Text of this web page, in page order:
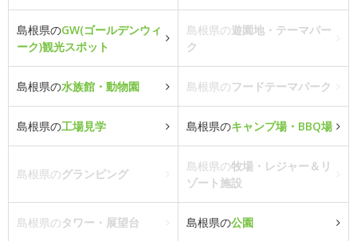
島根県のGW(ゴールデンウィ
ーク)観光スポット
島根県の遊園地・テーマパー
ク
島根県の水族館・動物園 島根県のフードテーマパーク
島根県の工場見学 島根県のキャンプ場・BBQ場
島根県のグランピング
島根県の牧場・レジャー＆リ
ゾート施設
島根県のタワー・展望台 島根県の公園